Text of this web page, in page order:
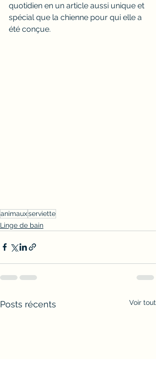
quotidien en un article aussi unique et
spécial que la chienne pour qui elle a
été conçue.
animauxserviette
Linge de bain
Posts récents Voir tout